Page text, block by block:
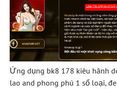
Ứng dụng bk8 178 kiêu hãnh
lao and phong phú 1 số loại,